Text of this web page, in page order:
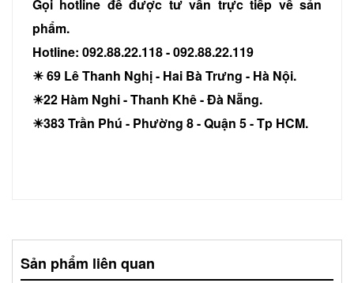
Gọi hotline để được tư vấn trực tiếp về sản
phẩm.
Hotline: 092.88.22.118 - 092.88.22.119
☀ 69 Lê Thanh Nghị - Hai Bà Trưng - Hà Nội.
☀22 Hàm Nghi - Thanh Khê - Đà Nẵng.
☀383 Trần Phú - Phường 8 - Quận 5 - Tp HCM.
Sản phẩm liên quan